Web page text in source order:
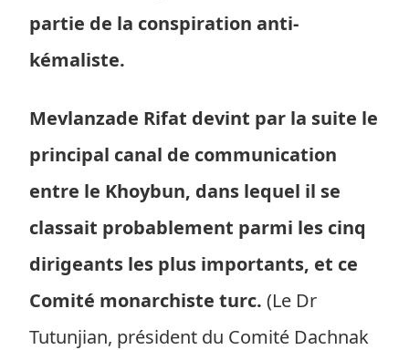
partie de la conspiration anti-
kémaliste.
Mevlanzade Rifat devint par la suite le
principal canal de communication
entre le Khoybun, dans lequel il se
classait probablement parmi les cinq
dirigeants les plus importants, et ce
Comité monarchiste turc. (Le Dr
Tutunjian, président du Comité Dachnak